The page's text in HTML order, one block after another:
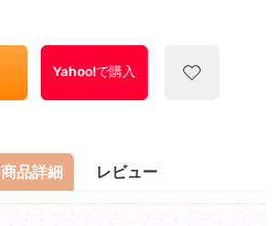
Yahoo!で購入
商品詳細 レビュー